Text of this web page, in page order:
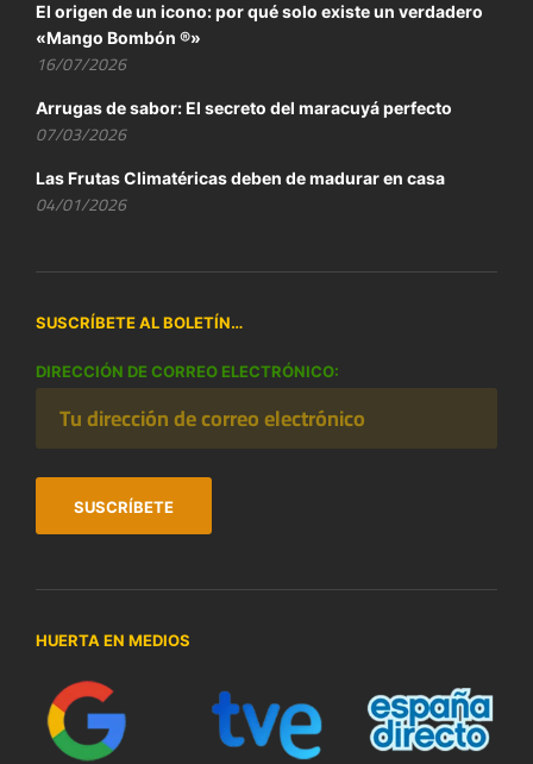
El origen de un icono: por qué solo existe un verdadero
«Mango Bombón ®»
16/07/2026
Arrugas de sabor: El secreto del maracuyá perfecto
07/03/2026
Las Frutas Climatéricas deben de madurar en casa
04/01/2026
SUSCRÍBETE AL BOLETÍN…
DIRECCIÓN DE CORREO ELECTRÓNICO:
HUERTA EN MEDIOS